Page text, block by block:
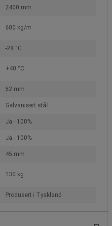
2400 mm
600 kg/m
-28 °C
+40 °C
62 mm
Galvanisert stål
Ja - 100%
Ja - 100%
45 mm
130 kg
Produsert i Tyskland